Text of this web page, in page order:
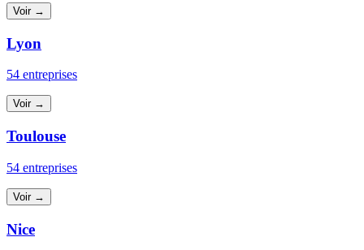
Voir →
Lyon
54 entreprises
Voir →
Toulouse
54 entreprises
Voir →
Nice